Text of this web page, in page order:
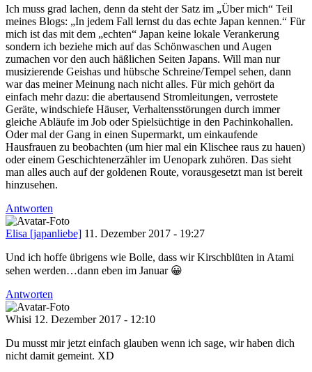
Ich muss grad lachen, denn da steht der Satz im „Über mich“ Teil
meines Blogs: „In jedem Fall lernst du das echte Japan kennen.“ Für
mich ist das mit dem „echten“ Japan keine lokale Verankerung
sondern ich beziehe mich auf das Schönwaschen und Augen
zumachen vor den auch häßlichen Seiten Japans. Will man nur
musizierende Geishas und hübsche Schreine/Tempel sehen, dann
war das meiner Meinung nach nicht alles. Für mich gehört da
einfach mehr dazu: die abertausend Stromleitungen, verrostete
Geräte, windschiefe Häuser, Verhaltensstörungen durch immer
gleiche Abläufe im Job oder Spielsüchtige in den Pachinkohallen.
Oder mal der Gang in einen Supermarkt, um einkaufende
Hausfrauen zu beobachten (um hier mal ein Klischee raus zu hauen)
oder einem Geschichtenerzähler im Uenopark zuhören. Das sieht
man alles auch auf der goldenen Route, vorausgesetzt man ist bereit
hinzusehen.
Antworten
Elisa [japanliebe] 11. Dezember 2017 - 19:27
Und ich hoffe übrigens wie Bolle, dass wir Kirschblüten in Atami
sehen werden…dann eben im Januar 😀
Antworten
Whisi 12. Dezember 2017 - 12:10
Du musst mir jetzt einfach glauben wenn ich sage, wir haben dich
nicht damit gemeint. XD